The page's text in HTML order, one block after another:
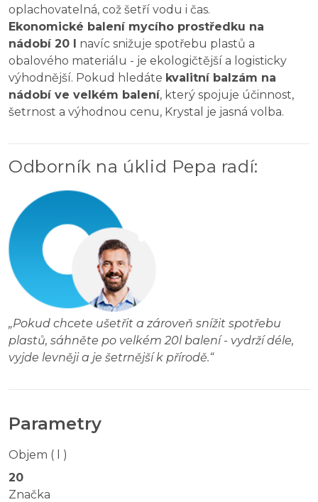
oplachovatelná, což šetří vodu i čas.
Ekonomické balení mycího prostředku na
nádobí 20 l navíc snižuje spotřebu plastů a
obalového materiálu - je ekologičtější a logisticky
výhodnější. Pokud hledáte kvalitní balzám na
nádobí ve velkém balení, který spojuje účinnost,
šetrnost a výhodnou cenu, Krystal je jasná volba.
Odborník na úklid Pepa radí:
„Pokud chcete ušetřit a zároveň snížit spotřebu
plastů, sáhněte po velkém 20l balení - vydrží déle,
vyjde levněji a je šetrnější k přírodě.“
Parametry
Objem ( l )
20
Značka